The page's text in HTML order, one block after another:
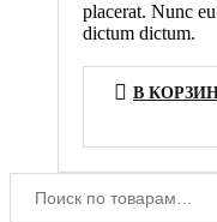
placerat. Nunc
dictum dictum.
В